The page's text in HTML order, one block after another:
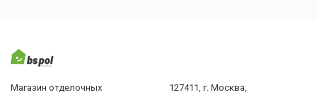
Магазин отделочных
127411, г. Москва,